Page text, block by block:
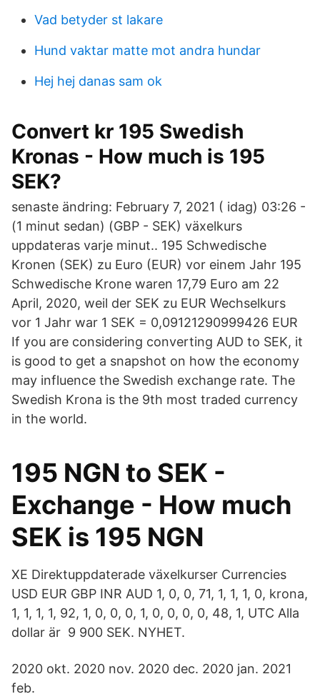
Vad betyder st lakare
Hund vaktar matte mot andra hundar
Hej hej danas sam ok
Convert kr 195 Swedish
Kronas - How much is 195
SEK?
senaste ändring: February 7, 2021 ( idag) 03:26 -
(1 minut sedan) (GBP - SEK) växelkurs
uppdateras varje minut.. 195 Schwedische
Kronen (SEK) zu Euro (EUR) vor einem Jahr 195
Schwedische Krone waren 17,79 Euro am 22
April, 2020, weil der SEK zu EUR Wechselkurs
vor 1 Jahr war 1 SEK = 0,09121290999426 EUR
If you are considering converting AUD to SEK, it
is good to get a snapshot on how the economy
may influence the Swedish exchange rate. The
Swedish Krona is the 9th most traded currency
in the world.
195 NGN to SEK -
Exchange - How much
SEK is 195 NGN
XE Direktuppdaterade växelkurser Currencies
USD EUR GBP INR AUD 1, 0, 0, 71, 1, 1, 1, 0, krona,
1, 1, 1, 1, 92, 1, 0, 0, 0, 1, 0, 0, 0, 0, 48, 1, UTC Alla
dollar är 9 900 SEK. NYHET.
2020 okt. 2020 nov. 2020 dec. 2020 jan. 2021
feb.